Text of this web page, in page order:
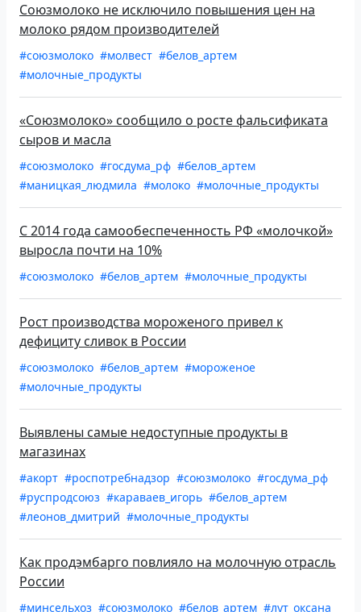
Союзмолоко не исключило повышения цен на
молоко рядом производителей
#союзмолоко #молвест #белов_артем
#молочные_продукты
«Союзмолоко» сообщило о росте фальсификата
сыров и масла
#союзмолоко #госдума_рф #белов_артем
#маницкая_людмила #молоко #молочные_продукты
С 2014 года самообеспеченность РФ «молочкой»
выросла почти на 10%
#союзмолоко #белов_артем #молочные_продукты
Рост производства мороженого привел к
дефициту сливок в России
#союзмолоко #белов_артем #мороженое
#молочные_продукты
Выявлены самые недоступные продукты в
магазинах
#акорт #роспотребнадзор #союзмолоко #госдума_рф
#руспродсоюз #караваев_игорь #белов_артем
#леонов_дмитрий #молочные_продукты
Как продэмбарго повлияло на молочную отрасль
России
#минсельхоз #союзмолоко #белов_артем #лут_оксана